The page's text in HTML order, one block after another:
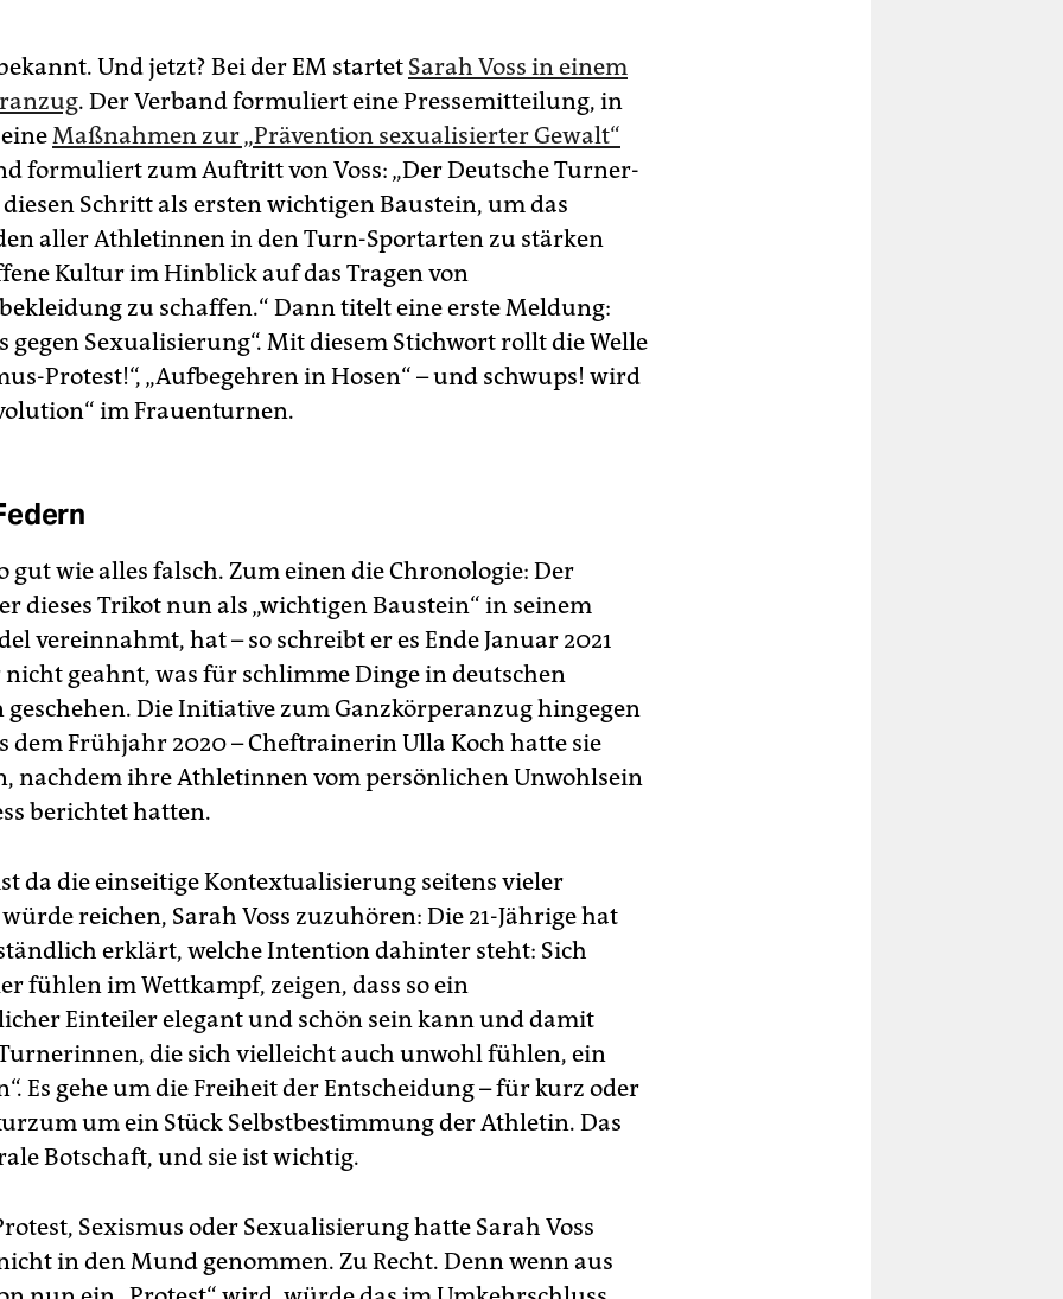
Und jetzt? Bei der EM startet Sarah Voss in einem
. Der Verband formuliert eine Pressemitteilung, in
Maßnahmen zur „Prävention sexualisierter Gewalt“
formuliert zum Auftritt von Voss: „Der Deutsche Turner-
Schritt als ersten wichtigen Baustein, um das
aller Athletinnen in den Turn-Sportarten zu stärken
Kultur im Hinblick auf das Tragen von
zu schaffen.“ Dann titelt eine erste Meldung:
gegen Sexualisierung“. Mit diesem Stichwort rollt die Welle
Protest!“, „Aufbegehren in Hosen“ – und schwups! wird
im Frauenturnen.
gut wie alles falsch. Zum einen die Chronologie: Der
dieses Trikot nun als „wichtigen Baustein“ in seinem
vereinnahmt, hat – so schreibt er es Ende Januar 2021
nicht geahnt, was für schlimme Dinge in deutschen
Die Initiative zum Ganzkörperanzug hingegen
dem Frühjahr 2020 – Cheftrainerin Ulla Koch hatte sie
nachdem ihre Athletinnen vom persönlichen Unwohlsein
berichtet hatten.
da die einseitige Kontextualisierung seitens vieler
reichen, Sarah Voss zuzuhören: Die 21-Jährige hat
erklärt, welche Intention dahinter steht: Sich
fühlen im Wettkampf, zeigen, dass so ein
Einteiler elegant und schön sein kann und damit
die sich vielleicht auch unwohl fühlen, ein
Es gehe um die Freiheit der Entscheidung – für kurz oder
um ein Stück Selbstbestimmung der Athletin. Das
Botschaft, und sie ist wichtig.
Sexismus oder Sexualisierung hatte Sarah Voss
in den Mund genommen. Zu Recht. Denn wenn aus